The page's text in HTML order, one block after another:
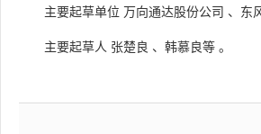
主要起草单位 万向通达股份公司 、 东
主要起草人 张楚良 、 韩慕良等 。